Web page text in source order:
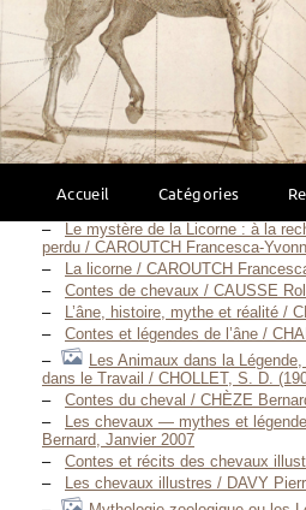
Accueil Catégories
Revue de l’Histoire de la
1818
Entrée que très hault
Roy treschrestien Henry deuxiesme
Ville de Bruxelles — Cortège
Les métamorphoses, ou
XLVIII. [1648]
Les contes moraux (et immoraux)
A Treasury of Horse Stories /
Le mystère de la Licorne : à la
perdu / CAROUTCH Francesca-
La licorne / CAROUTCH
Contes de chevaux / CAUSSE
L’âne, histoire, mythe et réalité /
Contes et légendes de l’âne /
Les Animaux dans la
dans le Travail / CHOLLET, S. D.
Contes du cheval / CHÈZE
Les chevaux — mythes et
Bernard, Janvier 2007
Contes et récits des chevaux
Les chevaux illustres / DAVY